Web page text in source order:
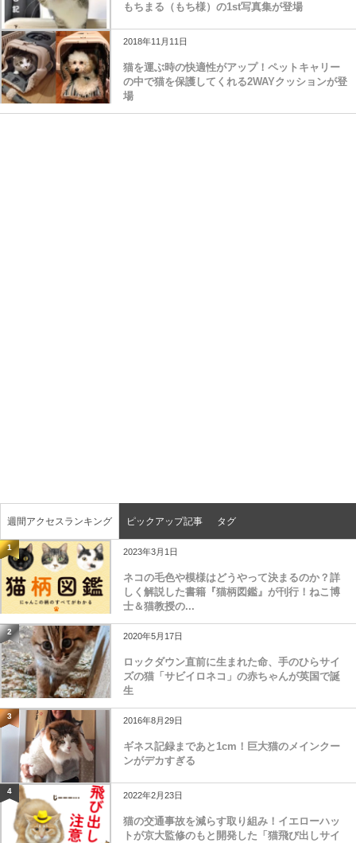
もちまる（もち様）の1st写真集が登場
2018年11月11日
猫を運ぶ時の快適性がアップ！ペットキャリー
の中で猫を保護してくれる2WAYクッションが登
場
週間アクセスランキング ピックアップ記事 タグ
1 2023年3月1日
ネコの毛色や模様はどうやって決まるのか？詳
しく解説した書籍『猫柄図鑑』が刊行！ねこ博
士＆猫教授の...
2 2020年5月17日
ロックダウン直前に生まれた命、手のひらサイ
ズの猫「サビイロネコ」の赤ちゃんが英国で誕
生
3 2016年8月29日
ギネス記録まであと1cm！巨大猫のメインクー
ンがデカすぎる
4 2022年2月23日
猫の交通事故を減らす取り組み！イエローハッ
トが京大監修のもと開発した「猫飛び出しサイ